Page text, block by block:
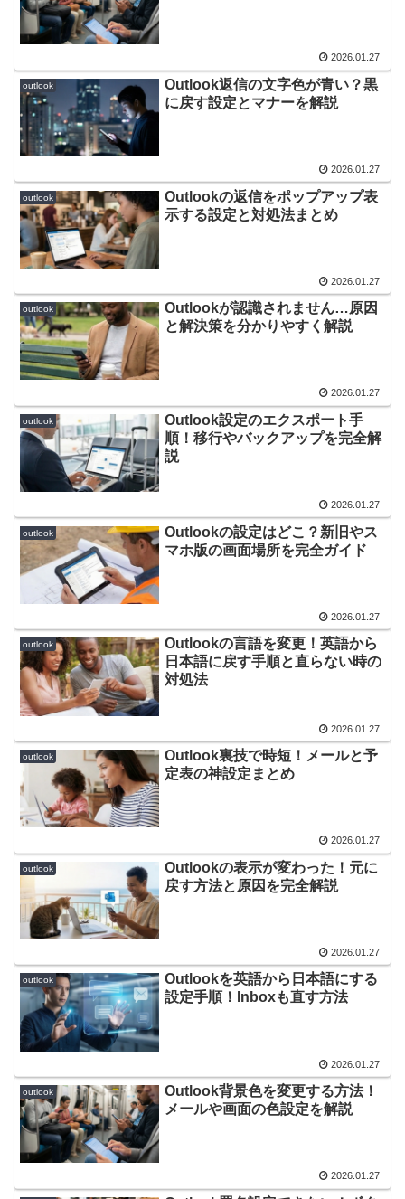
2026.01.27
outlook
Outlook返信の文字色が青い？黒
に戻す設定とマナーを解説
2026.01.27
outlook
Outlookの返信をポップアップ表
示する設定と対処法まとめ
2026.01.27
outlook
Outlookが認識されません…原因
と解決策を分かりやすく解説
2026.01.27
outlook
Outlook設定のエクスポート手
順！移行やバックアップを完全解
説
2026.01.27
outlook
Outlookの設定はどこ？新旧やス
マホ版の画面場所を完全ガイド
2026.01.27
outlook
Outlookの言語を変更！英語から
日本語に戻す手順と直らない時の
対処法
2026.01.27
outlook
Outlook裏技で時短！メールと予
定表の神設定まとめ
2026.01.27
outlook
Outlookの表示が変わった！元に
戻す方法と原因を完全解説
2026.01.27
outlook
Outlookを英語から日本語にする
設定手順！Inboxも直す方法
2026.01.27
outlook
Outlook背景色を変更する方法！
メールや画面の色設定を解説
2026.01.27